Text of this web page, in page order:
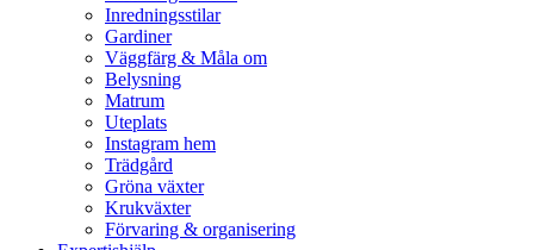
Inredningsstilar
Gardiner
Väggfärg & Måla om
Belysning
Matrum
Uteplats
Instagram hem
Trädgård
Gröna växter
Krukväxter
Förvaring & organisering